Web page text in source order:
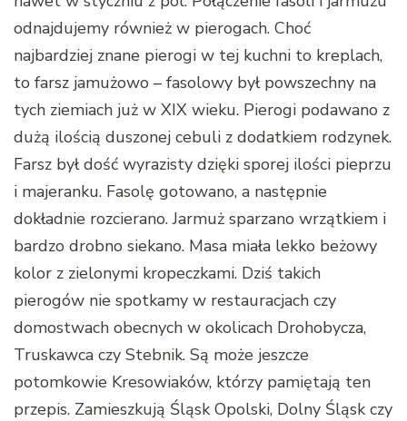
odnajdujemy również w pierogach. Choć
najbardziej znane pierogi w tej kuchni to kreplach,
to farsz jamużowo – fasolowy był powszechny na
tych ziemiach już w XIX wieku. Pierogi podawano z
dużą ilością duszonej cebuli z dodatkiem rodzynek.
Farsz był dość wyrazisty dzięki sporej ilości pieprzu
i majeranku. Fasolę gotowano, a następnie
dokładnie rozcierano. Jarmuż sparzano wrzątkiem i
bardzo drobno siekano. Masa miała lekko beżowy
kolor z zielonymi kropeczkami. Dziś takich
pierogów nie spotkamy w restauracjach czy
domostwach obecnych w okolicach Drohobycza,
Truskawca czy Stebnik. Są może jeszcze
potomkowie Kresowiaków, którzy pamiętają ten
przepis. Zamieszkują Śląsk Opolski, Dolny Śląsk czy